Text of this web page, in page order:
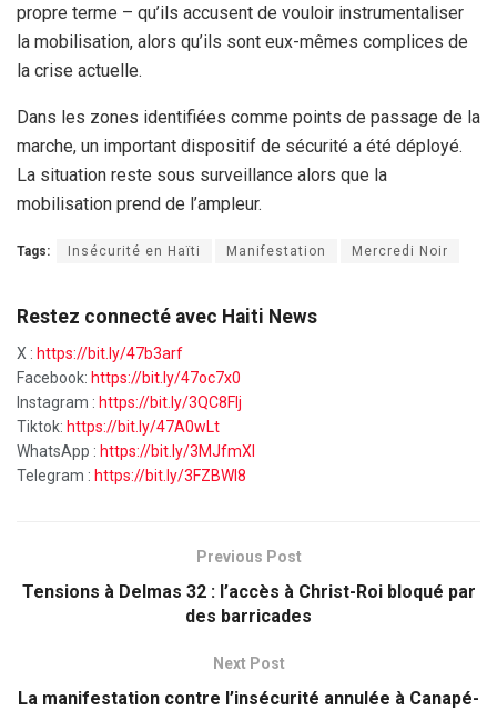
propre terme – qu’ils accusent de vouloir instrumentaliser
la mobilisation, alors qu’ils sont eux-mêmes complices de
la crise actuelle.
Dans les zones identifiées comme points de passage de la
marche, un important dispositif de sécurité a été déployé.
La situation reste sous surveillance alors que la
mobilisation prend de l’ampleur.
Tags: Insécurité en Haïti Manifestation Mercredi Noir
Restez connecté avec Haiti News
X : https://bit.ly/47b3arf
Facebook: https://bit.ly/47oc7x0
Instagram : https://bit.ly/3QC8FIj
Tiktok: https://bit.ly/47A0wLt
WhatsApp : https://bit.ly/3MJfmXI
Telegram : https://bit.ly/3FZBWI8
Previous Post
Tensions à Delmas 32 : l’accès à Christ-Roi bloqué par
des barricades
Next Post
La manifestation contre l’insécurité annulée à Canapé-